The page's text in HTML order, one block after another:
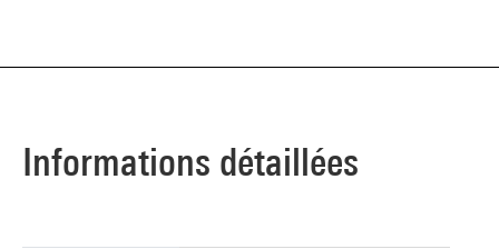
Informations détaillées